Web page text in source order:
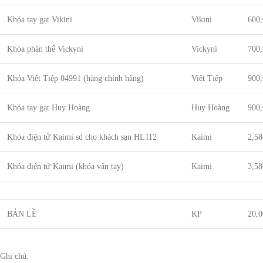
Khóa tay gạt Vikini Vikini
Khóa phân thể Vickyni Vickyni
Khóa Việt Tiệp 04991 (hàng chính hãng) Việt Tiệp
Khóa tay gạt Huy Hoàng Huy Hoàng
Khóa điện tử Kaimi sd cho khách sạn HL112 Kaimi
Khóa điện tử Kaimi (khóa vân tay) Kaimi
BẢN LỀ KP
Ghi chú: